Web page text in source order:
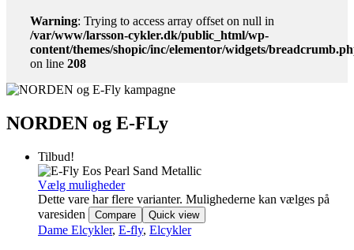
Warning: Trying to access array offset on null in
/var/www/larsson-cykler.dk/public_html/wp-
content/themes/shopic/inc/elementor/widgets/
on line 208
NORDEN og E-FLy
Tilbud!
Vælg muligheder
Dette vare har flere varianter. Mulighederne kan vælges på
varesiden
Compare Quick view
Dame Elcykler, E-fly, Elcykler